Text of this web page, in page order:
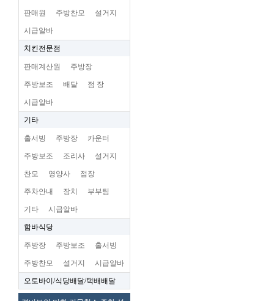
판매원 주방찬모 설거지
시급알바
치킨전문점
판매계산원 주방장
주방보조 배달 점 장
시급알바
기타
홀서빙 주방장 카운터
주방보조 조리사 설거지
찬모 영양사 점장
주차안내 장치 부부팀
기타 시급알바
함바식당
주방장 주방보조 홀서빙
주방찬모 설거지 시급알바
오토바이/식당배달/택배배달